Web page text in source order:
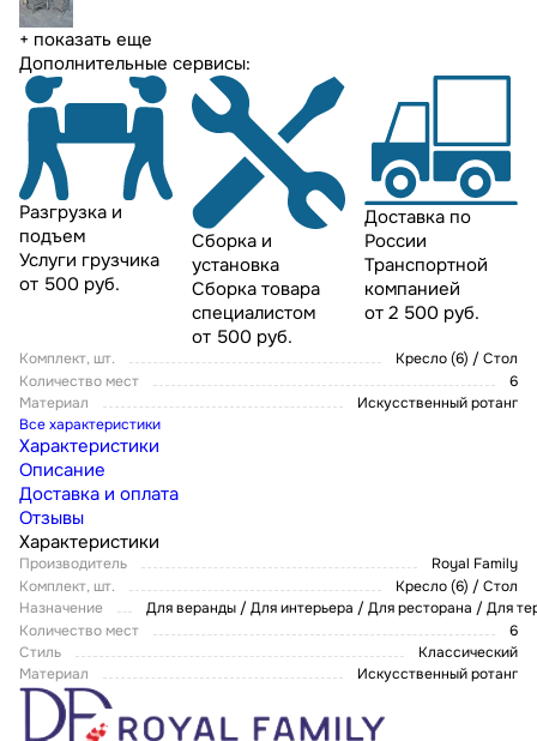
+ показать еще
Дополнительные сервисы:
Разгрузка и
подъем
Услуги грузчика
от 500 руб.
Сборка и
установка
Сборка товара
специалистом
от 500 руб.
Доставка по
России
Транспортной
компанией
от 2 500 руб.
Комплект, шт.
Кресло (6) / Стол
Количество мест
6
Материал
Искусственный ротанг
Все характеристики
Характеристики
Описание
Доставка и оплата
Отзывы
Характеристики
Производитель
Royal Family
Комплект, шт.
Кресло (6) / Стол
Назначение
Для веранды / Для интерьера / Для ресторана / Для
Количество мест
6
Стиль
Классический
Материал
Искусственный ротанг